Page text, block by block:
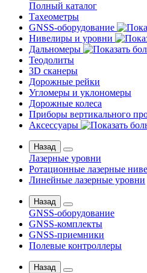
Полный каталог
Тахеометры
GNSS-оборудование
Нивелиры и уровни
Дальномеры
Теодолиты
3D сканеры
Дорожные рейки
Угломеры и уклономеры
Дорожные колеса
Приборы вертикального
Аксессуары
Назад
Лазерные уровни
Ротационные лазерные
Линейные лазерные уровни
Назад
GNSS-оборудование
GNSS-комплекты
GNSS-приемники
Полевые контроллеры
Назад